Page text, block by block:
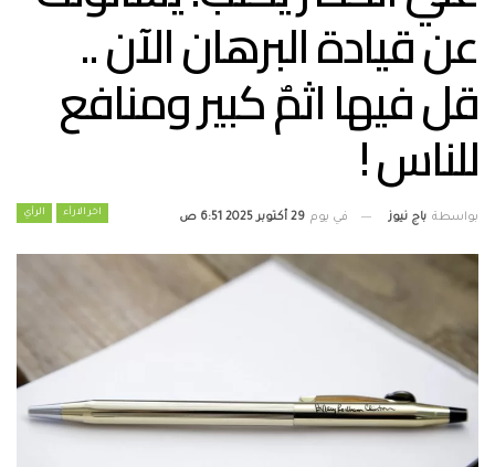
عن قيادة البرهان الآن ..
قل فيها اثمٌ كبير ومنافع
للناس !
اخر الارأء الرأي بواسطة باج نيوز في يوم 29 أكتوبر 2025 6:51 ص